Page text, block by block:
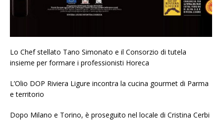
Lo Chef stellato Tano Simonato e il Consorzio di tutela
insieme per formare i professionisti Horeca
L’Olio DOP Riviera Ligure incontra la cucina gourmet di Parma
e territorio
Dopo Milano e Torino, è proseguito nel locale di Cristina Cerbi